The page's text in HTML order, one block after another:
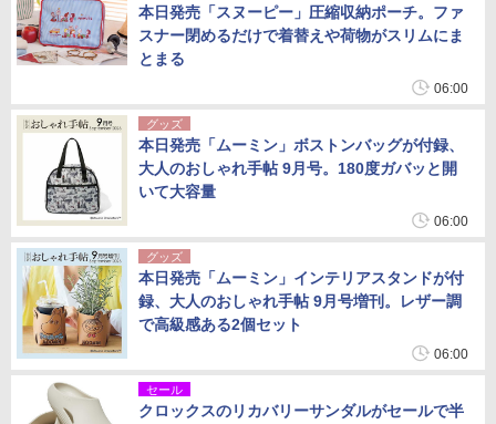
本日発売「スヌーピー」圧縮収納ポーチ。ファ
スナー閉めるだけで着替えや荷物がスリムにま
とまる
06:00
グッズ
本日発売「ムーミン」ボストンバッグが付録、
大人のおしゃれ手帖 9月号。180度ガバッと開
いて大容量
06:00
グッズ
本日発売「ムーミン」インテリアスタンドが付
録、大人のおしゃれ手帖 9月号増刊。レザー調
で高級感ある2個セット
06:00
セール
クロックスのリカバリーサンダルがセールで半